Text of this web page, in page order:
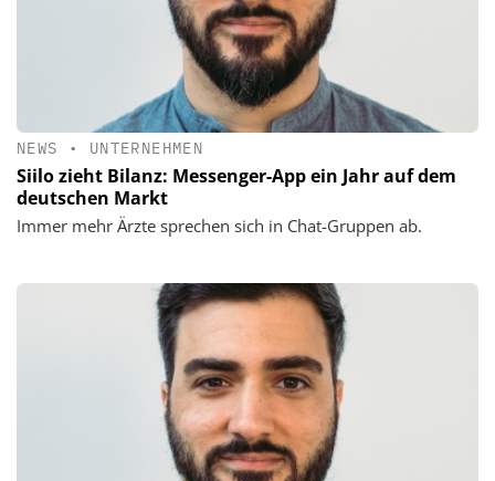
NEWS • UNTERNEHMEN
Siilo zieht Bilanz: Messenger-App ein Jahr auf dem
deutschen Markt
Immer mehr Ärzte sprechen sich in Chat-Gruppen ab.